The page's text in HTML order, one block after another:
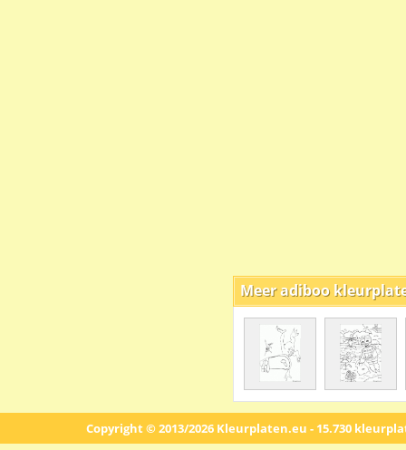
Meer adiboo
Copyright © 2013/2026 Kleurplaten.eu - 15.730